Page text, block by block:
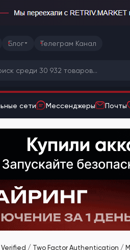
Блог Телеграм Канал
сети Мессенджеры Почты
Verified / Two Factor Authentication /